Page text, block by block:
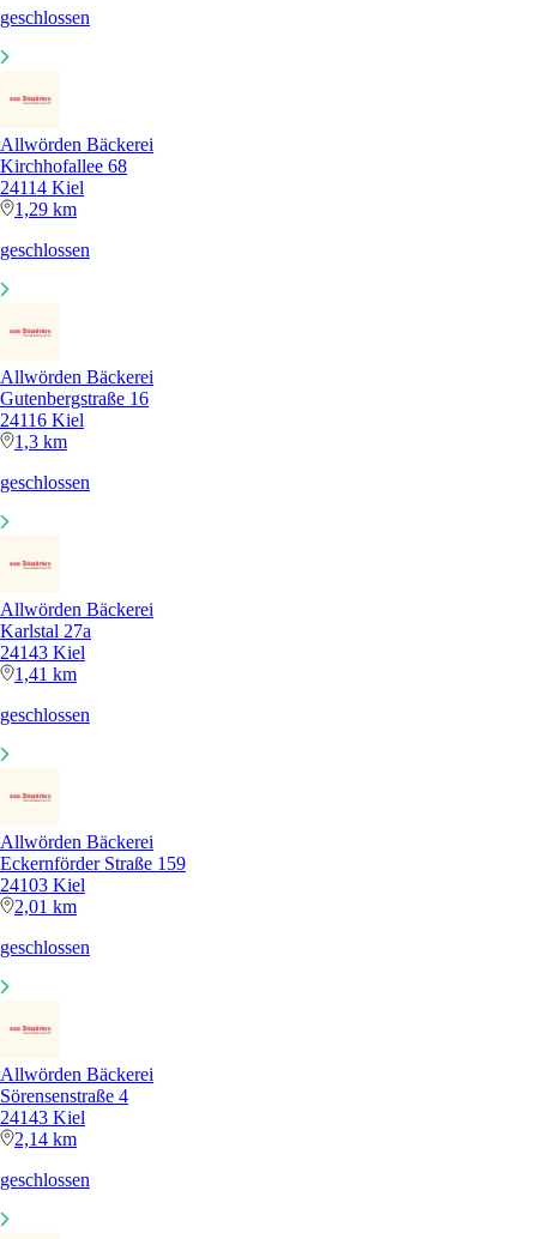
geschlossen
Allwörden Bäckerei
Kirchhofallee 68
24114 Kiel
1,29 km
geschlossen
Allwörden Bäckerei
Gutenbergstraße 16
24116 Kiel
1,3 km
geschlossen
Allwörden Bäckerei
Karlstal 27a
24143 Kiel
1,41 km
geschlossen
Allwörden Bäckerei
Eckernförder Straße 159
24103 Kiel
2,01 km
geschlossen
Allwörden Bäckerei
Sörensenstraße 4
24143 Kiel
2,14 km
geschlossen